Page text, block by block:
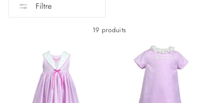
Filtre
19 produits